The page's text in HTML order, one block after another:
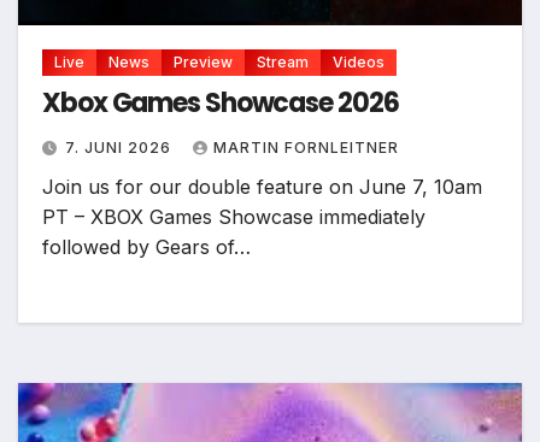
Live News Preview Stream Videos
Xbox Games Showcase 2026
7. JUNI 2026 MARTIN FORNLEITNER
Join us for our double feature on June 7, 10am
PT – XBOX Games Showcase immediately
followed by Gears of…